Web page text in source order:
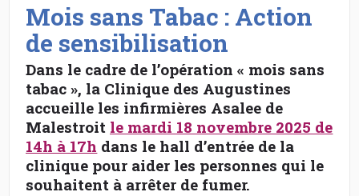
Mois sans Tabac : Action
de sensibilisation
Dans le cadre de l’opération « mois sans
tabac », la Clinique des Augustines
accueille les infirmières Asalee de
Malestroit le mardi 18 novembre 2025 de
14h à 17h dans le hall d’entrée de la
clinique pour aider les personnes qui le
souhaitent à arrêter de fumer.